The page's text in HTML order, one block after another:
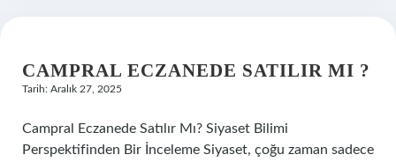
CAMPRAL ECZANEDE SATILIR MI ?
Tarih: Aralık 27, 2025
Campral Eczanede Satılır Mı? Siyaset Bilimi
Perspektifinden Bir İnceleme Siyaset, çoğu zaman sadece